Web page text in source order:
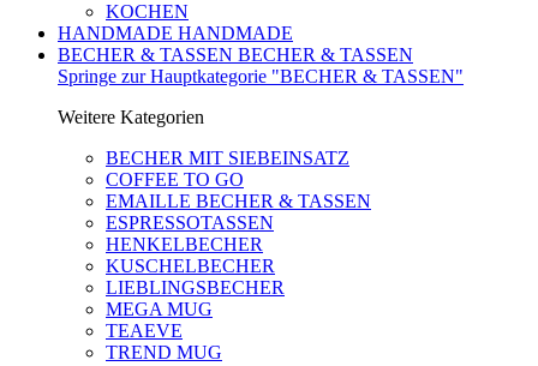
KOCHEN
HANDMADE HANDMADE
BECHER & TASSEN BECHER & TASSEN
Springe zur Hauptkategorie "BECHER & TASSEN"
Weitere Kategorien
BECHER MIT SIEBEINSATZ
COFFEE TO GO
EMAILLE BECHER & TASSEN
ESPRESSOTASSEN
HENKELBECHER
KUSCHELBECHER
LIEBLINGSBECHER
MEGA MUG
TEAEVE
TREND MUG